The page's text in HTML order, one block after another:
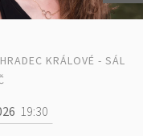
KRÁLOVÉ - SÁL
19:30